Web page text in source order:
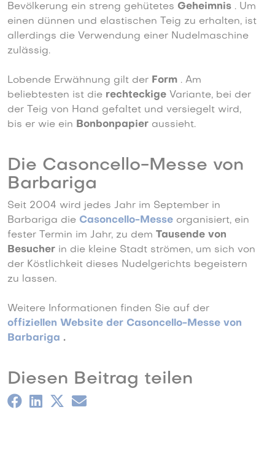
Bevölkerung ein streng gehütetes Geheimnis . Um
einen dünnen und elastischen Teig zu erhalten, ist
allerdings die Verwendung einer Nudelmaschine
zulässig.
Lobende Erwähnung gilt der Form . Am
beliebtesten ist die rechteckige Variante, bei der
der Teig von Hand gefaltet und versiegelt wird,
bis er wie ein
Bonbonpapier aussieht.
Die Casoncello-Messe von
Barbariga
Seit 2004 wird jedes Jahr im September in
Barbariga die Casoncello-Messe organisiert, ein
fester Termin im Jahr, zu dem Tausende von
Besucher in die kleine Stadt strömen, um sich von
der Köstlichkeit dieses Nudelgerichts begeistern
zu lassen.
Weitere Informationen finden Sie auf der
offiziellen Website der Casoncello-Messe von
Barbariga .
Diesen Beitrag teilen